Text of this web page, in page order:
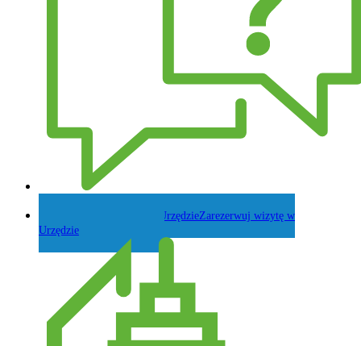
Zarezerwuj wizytę w
Urzędzie